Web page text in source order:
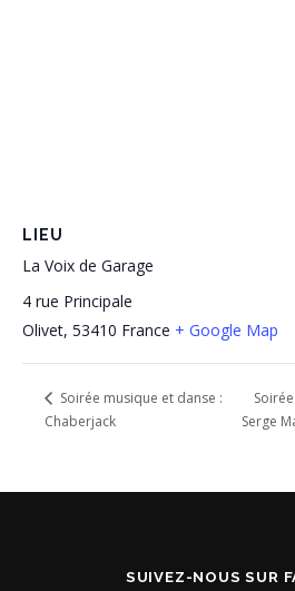
LIEU
La Voix de Garage
4 rue Principale
Olivet, 53410 France + Google Map
Soirée musique et danse :
Chaberjack
Serge
SUIVEZ-NOUS SUR